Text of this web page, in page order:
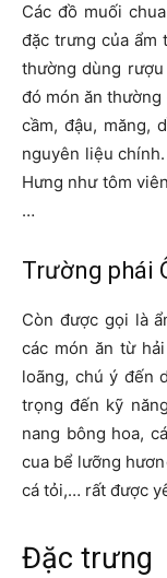
Các đồ muối
đặc trưng của ẩm
thường dùng
đó món ăn thường
cầm, đậu, măng,
nguyên liệu
Hưng như tôm
…
Trường phái
Còn được gọi là
các món ăn từ
loãng, chú ý đến
trọng đến kỹ
nang bông hoa,
cua bể lưỡng
cá tỏi,… rất được
Đặc trưng